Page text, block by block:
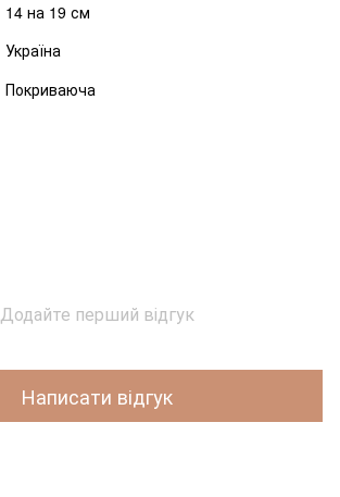
14 на 19 см
Україна
Покриваюча
Додайте перший відгук
Написати відгук